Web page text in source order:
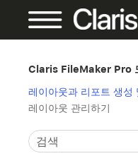
Claris FileMaker Pro
레이아웃과 리포트 생성
레이아웃 관리하기